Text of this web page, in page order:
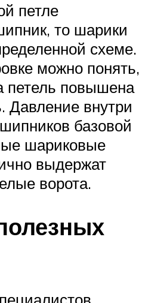
петле
то шарики
схеме.
можно понять,
петель повышена
Давление внутри
базовой
шариковые
выдержат
ворота.